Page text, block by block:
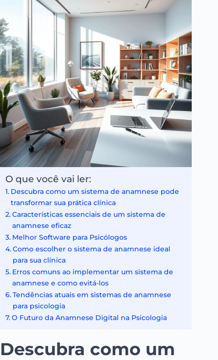
O que você vai ler:
Descubra como um sistema de anamnese pode
transformar sua prática clínica
Características essenciais de um sistema de
anamnese eficaz
Melhor Software para Psicólogos
Como escolher o sistema de anamnese ideal
para sua clínica
Erros comuns ao implementar um sistema de
anamnese e como evitá-los
Tendências atuais em sistemas de anamnese
para psicologia
O Futuro da Anamnese Digital na Psicologia
Descubra como um